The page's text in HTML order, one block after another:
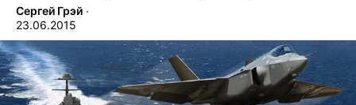
Сергей Грэй ∙
23.06.2015